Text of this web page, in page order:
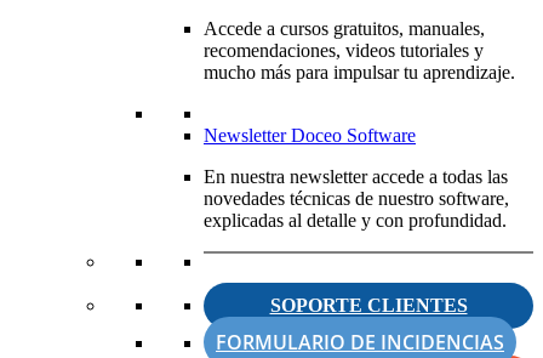
Accede a cursos gratuitos, manuales,
recomendaciones, videos tutoriales y
mucho más para impulsar tu aprendizaje.
Newsletter Doceo Software
En nuestra newsletter accede a todas las
novedades técnicas de nuestro software,
explicadas al detalle y con profundidad.
SOPORTE CLIENTES
FORMULARIO DE INCIDENCIAS